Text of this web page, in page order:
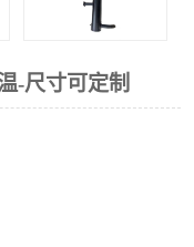
-尺寸可定制